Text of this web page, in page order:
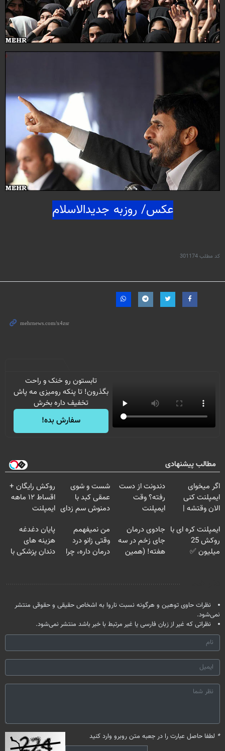
عكس/ روزبه جديدالاسلام
کد مطلب301174
تابستون رو خنک و راحت
بگذرون! تا پنکه رومیزی مه پاش
تخفیف داره بخرش
سفارش بده!
مطالب پیشنهادی
اگر میخوای
ایمپلنت کنی
الان وقتشه |
میلیون تومان!!!
دندونت از دست
رفته؟ وقت
ایمپلنت
شست و شوی
عمقی کبد با
دمنوش سم زدای
روکش رایگان +
اقساط ۱۲ ماهه
ایمپلنت
ایمپلنت کره ای با
روکش 25
میلیون ✅
جادوی درمان
جای زخم در سه
هفته! (همین
من نمیفهمم
وقتی زانو درد
درمان داره، چرا
پایان دغدغه
هزینه های
دندان پزشکی با
نظرات حاوی توهین و هرگونه نسبت ناروا به اشخاص حقیقی و حقوقی منتشر
نمی‌شود.
نظراتی که غیر از زبان فارسی یا غیر مرتبط با خبر باشد منتشر نمی‌شود.
* لطفا حاصل عبارت را در جعبه متن روبرو وارد کنید